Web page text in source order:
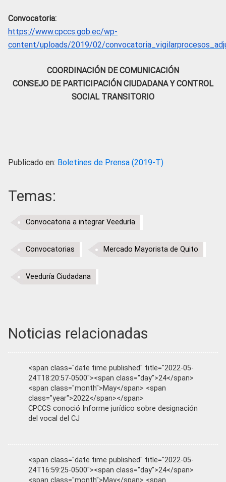
Convocatoria:
https://www.cpccs.gob.ec/wp-
content/uploads/2019/02/
COORDINACIÓN DE COMUNICACIÓN
CONSEJO DE PARTICIPACIÓN CIUDADANA Y CONTROL
SOCIAL TRANSITORIO
Publicado en: Boletines de Prensa (2019-T)
Temas:
Convocatoria a integrar Veeduría
Convocatorias Mercado Mayorista de Quito
Veeduría Ciudadana
Noticias relacionadas
<span class="date time published" title="2022-05-
24T18:20:57-0500"><span class="day">24</span>
<span class="month">May</span> <span
class="year">2022</span></span>
CPCCS conoció Informe jurídico sobre designación
del vocal del CJ
<span class="date time published" title="2022-05-
24T16:59:25-0500"><span class="day">24</span>
<span class="month">May</span> <span